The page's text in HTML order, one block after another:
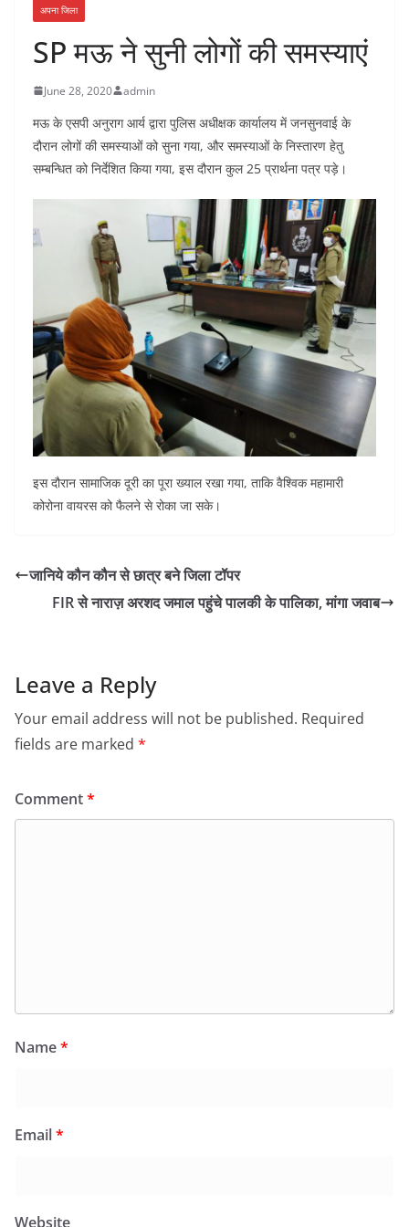
अपना जिला
SP मऊ ने सुनी लोगों की समस्याएं
June 28, 2020 admin
मऊ के एसपी अनुराग आर्य द्वारा पुलिस अधीक्षक कार्यालय में जनसुनवाई के
दौरान लोगों की समस्याओं को सुना गया, और समस्याओं के निस्तारण हेतु
सम्बन्धित को निर्देशित किया गया, इस दौरान कुल 25 प्रार्थना पत्र पड़े।
इस दौरान सामाजिक दूरी का पूरा ख्याल रखा गया, ताकि वैश्विक महामारी
कोरोना वायरस को फैलने से रोका जा सके।
जानिये कौन कौन से छात्र बने जिला टॉपर
FIR से नाराज़ अरशद जमाल पहुंचे पालकी के पालिका, मांगा जवाब
Leave a Reply
Your email address will not be published. Required
fields are marked *
Comment*
Name*
Email*
Website